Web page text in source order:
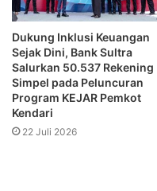
Dukung Inklusi Keuangan
Sejak Dini, Bank Sultra
Salurkan 50.537 Rekening
Simpel pada Peluncuran
Program KEJAR Pemkot
Kendari
22 Juli 2026